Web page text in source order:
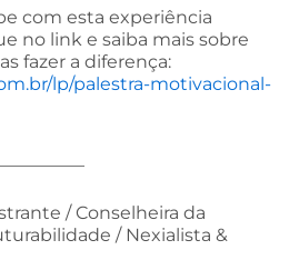
com esta experiência
no link e saiba mais sobre
fazer a diferença:
lp/palestra-motivacional-
/ Conselheira da
/ Nexialista &